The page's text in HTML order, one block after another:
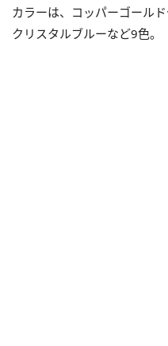
カラーは、コッパーゴール
クリスタルブルーなど9色。